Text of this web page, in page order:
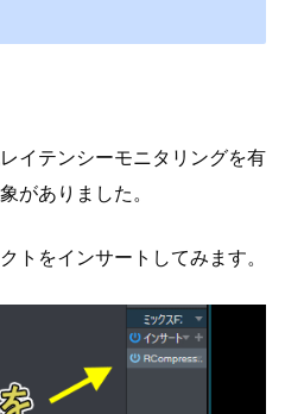
イテンシーモニタリングを有
がありました。
トをインサートしてみます。